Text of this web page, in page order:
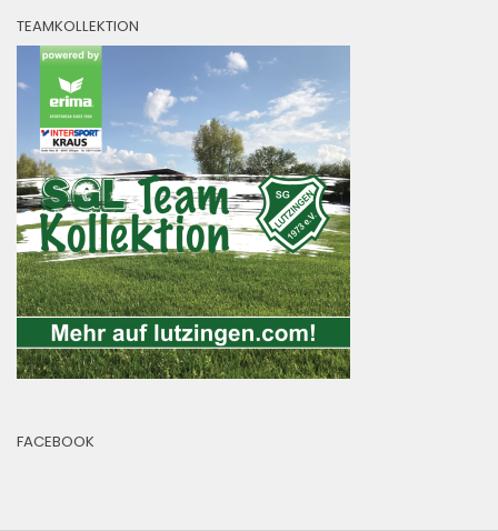
TEAMKOLLEKTION
FACEBOOK